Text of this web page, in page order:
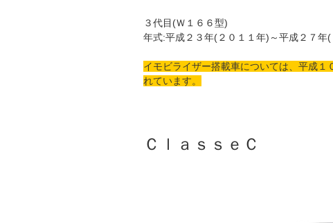
３代目(Ｗ１６６型)
年式:平成２３年(２０１１年)～平成２７年
イモビライザー搭載車については、平成
れています。
ＣｌａｓｓｅＣ